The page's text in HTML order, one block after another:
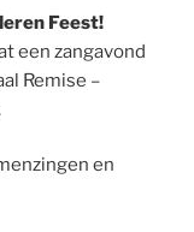
Feest!
een zangavond
Remise –
en